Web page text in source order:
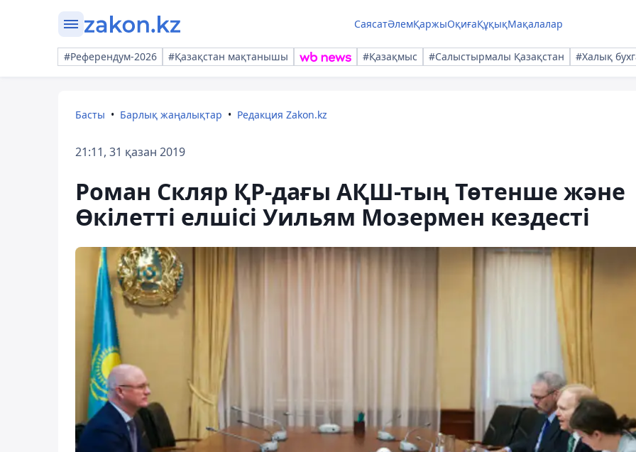
СаясатӘлемҚаржыОқиғаҚұқықМақалалар
#Референдум-2026 #Қазақстан мақтанышы #Қазақмыс #Салыстырмалы Қазақстан #Халық
Басты Барлық жаңалықтар Редакция Zakon.kz
21:11, 31 қазан 2019
Роман Скляр ҚР-дағы АҚШ-тың Төтенше және
Өкілетті елшісі Уильям Мозермен кездесті